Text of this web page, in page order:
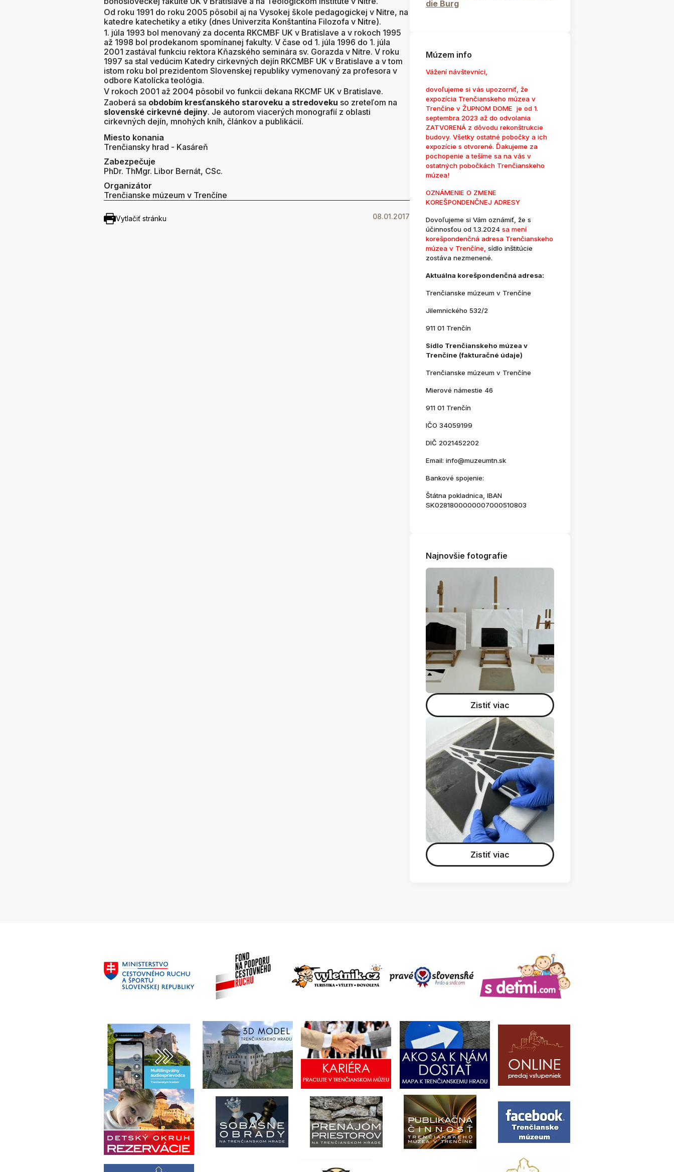
Od roku 1991 do roku 2005 pôsobil aj na Vysokej škole pedagogickej v Nitre, na
katedre katechetiky a etiky (dnes Univerzita Konštantína Filozofa v Nitre).
1. júla 1993 bol menovaný za docenta RKCMBF UK v Bratislave a v rokoch 1995
až 1998 bol prodekanom spomínanej fakulty. V čase od 1. júla 1996 do 1. júla
2001 zastával funkciu rektora Kňazského seminára sv. Gorazda v Nitre. V roku
1997 sa stal vedúcim Katedry cirkevných dejín RKCMBF UK v Bratislave a v tom
istom roku bol prezidentom Slovenskej republiky vymenovaný za profesora v
odbore Katolícka teológia.
V rokoch 2001 až 2004 pôsobil vo funkcii dekana RKCMF UK v Bratislave.
Zaoberá sa obdobím kresťanského staroveku a stredoveku so zreteľom na
slovenské cirkevné dejiny. Je autorom viacerých monografií z oblasti
cirkevných dejín, mnohých kníh, článkov a publikácií.
Miesto konania
Trenčiansky hrad - Kasáreň
Zabezpečuje
PhDr. ThMgr. Libor Bernát, CSc.
Organizátor
Trenčianske múzeum v Trenčíne
Vytlačiť stránku 08.01.2017
die Burg
Múzem info
Vážení návštevníci,
dovoľujeme si vás upozorniť, že
expozícia Trenčianskeho múzea v
Trenčíne v ŽUPNOM DOME je od 1.
septembra 2023 až do odvolania
ZATVORENÁ z dôvodu rekonštrukcie
budovy. Všetky ostatné pobočky a ich
expozície s otvorené. Ďakujeme za
pochopenie a tešíme sa na vás v
ostatných pobočkách Trenčianskeho
múzea!
OZNÁMENIE O ZMENE
KOREŠPONDENČNEJ ADRESY
Dovoľujeme si Vám oznámiť, že s
účinnosťou od 1.3.2024 sa mení
korešpondenčná adresa Trenčianskeho
múzea v Trenčíne, sídlo inštitúcie
zostáva nezmenené.
Aktuálna korešpondenčná adresa:
Trenčianske múzeum v Trenčíne
Jilemnického 532/2
911 01 Trenčín
Sídlo Trenčianskeho múzea v
Trenčíne (fakturačné údaje)
Trenčianske múzeum v Trenčíne
Mierové námestie 46
911 01 Trenčín
IČO 34059199
DIČ 2021452202
Email: info@muzeumtn.sk
Bankové spojenie:
Štátna pokladnica, IBAN
SK0281800000007000510803
Najnovšie fotografie
Zistiť viac
Zistiť viac